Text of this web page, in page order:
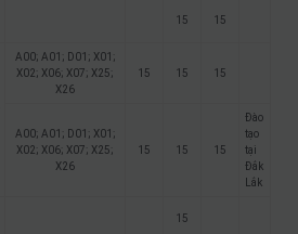
15 15
A00; A01; D01; X01;
X02; X06; X07; X25;
X26
15 15 15
A00; A01; D01; X01;
X02; X06; X07; X25;
X26
15 15 15
Đào
tạo
tại
Đắk
Lắk
15